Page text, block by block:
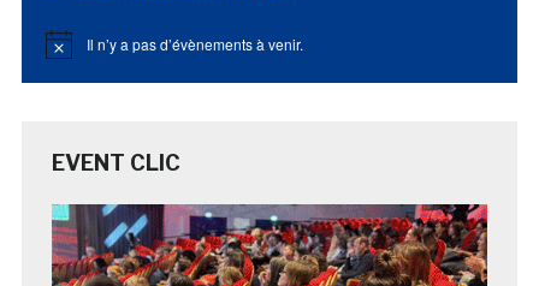
Notice Il n’y a pas d’évènements à venir.
EVENT CLIC